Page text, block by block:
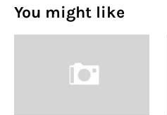
You might like